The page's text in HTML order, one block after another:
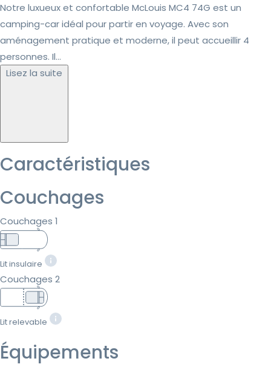
Notre luxueux et confortable McLouis MC4 74G est un
camping-car idéal pour partir en voyage. Avec son
aménagement pratique et moderne, il peut accueillir 4
personnes. Il...
Lisez la suite
Caractéristiques
Couchages
Couchages 1
Lit insulaire
Couchages 2
Lit relevable
Équipements